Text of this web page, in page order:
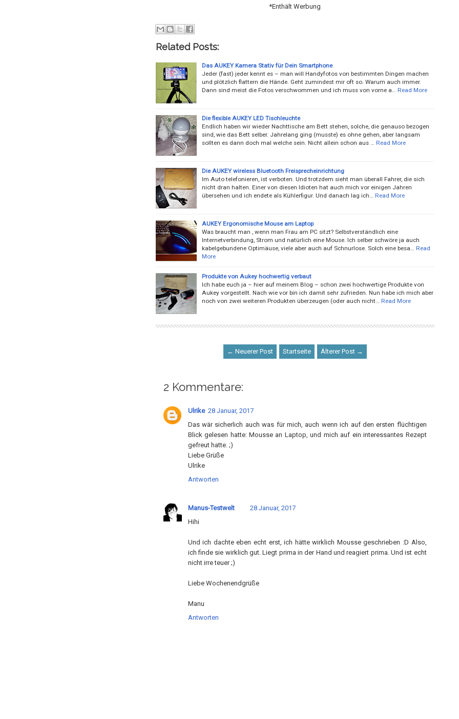
*Enthält Werbung
Related Posts:
Das AUKEY Kamera Stativ für Dein Smartphone
Jeder (fast) jeder kennt es – man will Handyfotos von bestimmten Dingen machen
und plötzlich flattern die Hände. Geht zumindest mir oft so. Warum auch immer.
Dann sind meist die Fotos verschwommen und ich muss von vorne a…
Read More
Die flexible AUKEY LED Tischleuchte
Endlich haben wir wieder Nachttische am Bett stehen, solche, die genauso bezogen
sind, wie das Bett selber. Jahrelang ging (musste) es ohne gehen, aber langsam
sollten es dann doch mal welche sein. Nicht allein schon aus …
Read More
Die AUKEY wireless Bluetooth Freisprecheinrichtung
Im Auto telefonieren, ist verboten. Und trotzdem sieht man überall Fahrer, die sich
nicht dran halten. Einer von diesen Idioten hat auch mich vor einigen Jahren
übersehen und ich endete als Kühlerfigur. Und danach lag ich…
Read More
AUKEY Ergonomische Mouse am Laptop
Was braucht man , wenn man Frau am PC sitzt? Selbstverständlich eine
Internetverbindung, Strom und natürlich eine Mouse. Ich selber schwöre ja auch
kabelgebundene Optimäuse, viele aber auch auf Schnurlose. Solch eine besa…
Read
More
Produkte von Aukey hochwertig verbaut
Ich habe euch ja – hier auf meinem Blog – schon zwei hochwertige Produkte von
Aukey vorgestellt. Nach wie vor bin ich damit sehr zufrieden. Nun habe ich mich aber
noch von zwei weiteren Produkten überzeugen (oder auch nicht…
Read More
← Neuerer Post Startseite Älterer Post →
2 Kommentare:
Ulrike 28 Januar, 2017
Das wär sicherlich auch was für mich, auch wenn ich auf den ersten flüchtigen
Blick gelesen hatte: Mousse an Laptop, und mich auf ein interessantes Rezept
gefreut hatte. ;)
Liebe Grüße
Ulrike
Antworten
Manus-Testwelt
28 Januar, 2017
Hihi
Und ich dachte eben echt erst, ich hätte wirklich Mousse geschrieben :D Also,
ich finde sie wirklich gut. Liegt prima in der Hand und reagiert prima. Und ist echt
nicht irre teuer ;)
Liebe Wochenendgrüße
Manu
Antworten